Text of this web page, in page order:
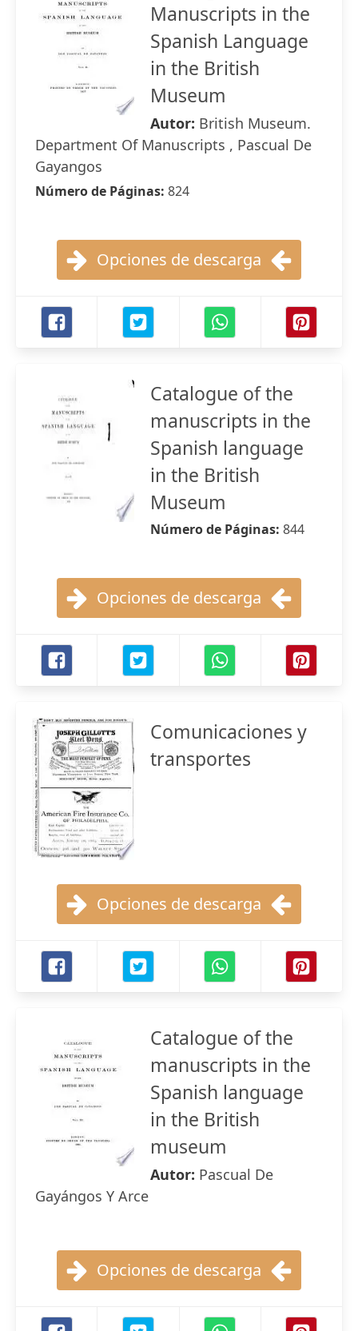
Manuscripts in the
Spanish Language
in the British
Museum
Autor: British Museum.
Department Of Manuscripts , Pascual De
Gayangos
Número de Páginas: 824
Opciones de descarga
Catalogue of the
manuscripts in the
Spanish language
in the British
Museum
Número de Páginas: 844
Opciones de descarga
Comunicaciones y
transportes
Opciones de descarga
Catalogue of the
manuscripts in the
Spanish language
in the British
museum
Autor: Pascual De
Gayángos Y Arce
Opciones de descarga